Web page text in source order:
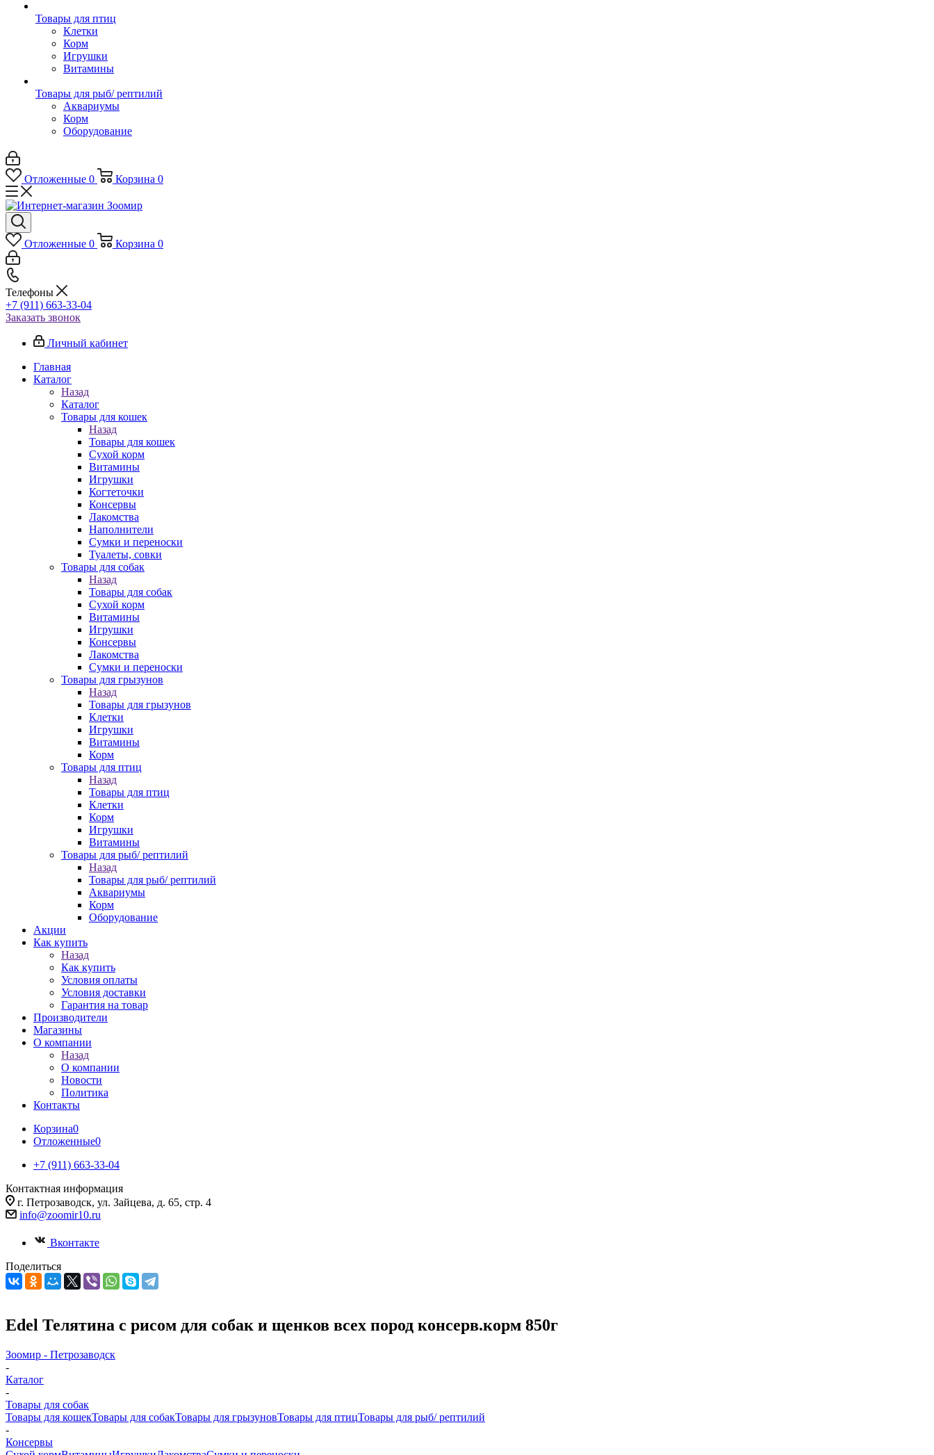
Товары для птиц
Клетки
Корм
Игрушки
Витамины
Товары для рыб/ рептилий
Аквариумы
Корм
Оборудование
Отложенные 0 Корзина 0
Отложенные 0 Корзина 0
Телефоны
+7 (911) 663-33-04
Заказать звонок
Личный кабинет
Главная
Каталог
Назад
Каталог
Товары для кошек
Назад
Товары для кошек
Cухой корм
Витамины
Игрушки
Когтеточки
Консервы
Лакомства
Наполнители
Сумки и переноски
Туалеты, совки
Товары для собак
Назад
Товары для собак
Cухой корм
Витамины
Игрушки
Консервы
Лакомства
Сумки и переноски
Товары для грызунов
Назад
Товары для грызунов
Клетки
Игрушки
Витамины
Корм
Товары для птиц
Назад
Товары для птиц
Клетки
Корм
Игрушки
Витамины
Товары для рыб/ рептилий
Назад
Товары для рыб/ рептилий
Аквариумы
Корм
Оборудование
Акции
Как купить
Назад
Как купить
Условия оплаты
Условия доставки
Гарантия на товар
Производители
Магазины
О компании
Назад
О компании
Новости
Политика
Контакты
Корзина0
Отложенные0
+7 (911) 663-33-04
Контактная информация
г. Петрозаводск, ул. Зайцева, д. 65, стр. 4
info@zoomir10.ru
Вконтакте
Поделиться
Edel Телятина с рисом для собак и щенков всех пород консерв.корм 850г
Зоомир - Петрозаводск
-
Каталог
-
Товары для собак
Товары для кошекТовары для собакТовары для грызуновТовары для птицТовары для рыб/ рептилий
-
Консервы